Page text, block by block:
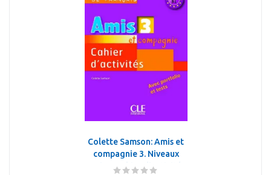
Colette Samson: Amis et
compagnie 3. Niveaux
A2/B1. Cahier d'activités